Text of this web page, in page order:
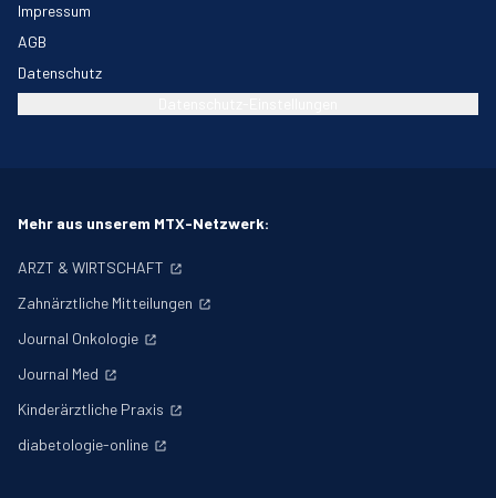
Impressum
AGB
Datenschutz
Mehr aus unserem MTX-Netzwerk:
ARZT & WIRTSCHAFT
Zahnärztliche Mitteilungen
Journal Onkologie
Journal Med
Kinderärztliche Praxis
diabetologie-online